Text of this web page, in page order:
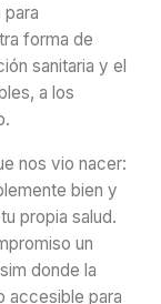
para
forma de
sanitaria y el
a los
nos vio nacer:
bien y
propia salud.
un
donde la
accesible para